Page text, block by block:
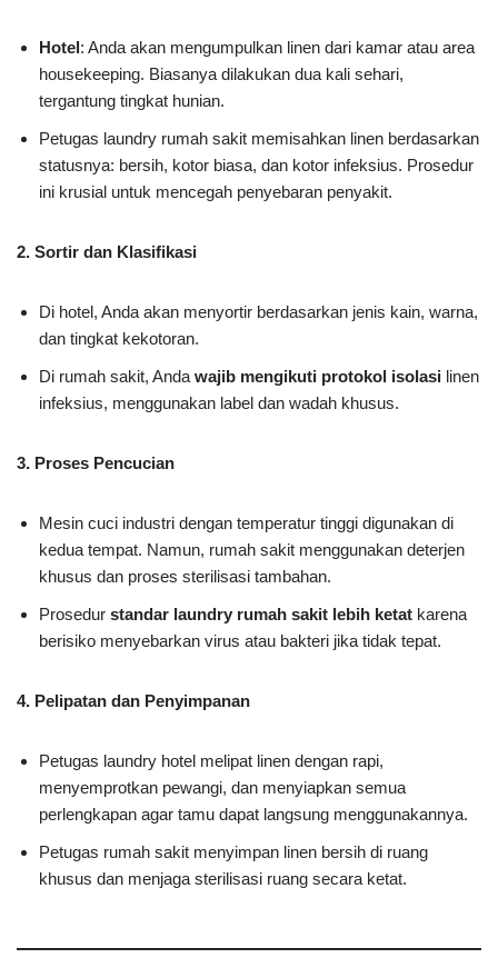
Hotel: Anda akan mengumpulkan linen dari kamar atau area
housekeeping. Biasanya dilakukan dua kali sehari,
tergantung tingkat hunian.
Petugas laundry rumah sakit memisahkan linen berdasarkan
statusnya: bersih, kotor biasa, dan kotor infeksius. Prosedur
ini krusial untuk mencegah penyebaran penyakit.
2. Sortir dan Klasifikasi
Di hotel, Anda akan menyortir berdasarkan jenis kain, warna,
dan tingkat kekotoran.
Di rumah sakit, Anda wajib mengikuti protokol isolasi linen
infeksius, menggunakan label dan wadah khusus.
3. Proses Pencucian
Mesin cuci industri dengan temperatur tinggi digunakan di
kedua tempat. Namun, rumah sakit menggunakan deterjen
khusus dan proses sterilisasi tambahan.
Prosedur standar laundry rumah sakit lebih ketat karena
berisiko menyebarkan virus atau bakteri jika tidak tepat.
4. Pelipatan dan Penyimpanan
Petugas laundry hotel melipat linen dengan rapi,
menyemprotkan pewangi, dan menyiapkan semua
perlengkapan agar tamu dapat langsung menggunakannya.
Petugas rumah sakit menyimpan linen bersih di ruang
khusus dan menjaga sterilisasi ruang secara ketat.